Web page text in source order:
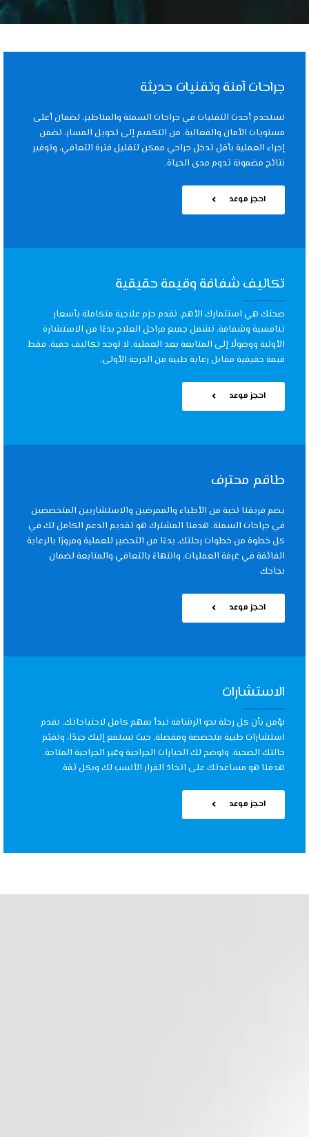
جراحات آمنة وتقنيات حديثة
نستخدم أحدث التقنيات في جراحات السمنة والمناظير، لضمان أعلى
مستويات الأمان والفعالية. من التكميم إلى تحويل المسار، نضمن
إجراء العملية بأقل تدخل جراحي ممكن لتقليل فترة التعافي، وتوفير
نتائج مضمونة تدوم مدى الحياة.
احجز موعد
تكاليف شفافة وقيمة حقيقية
صحتك هي استثمارك الأهم. نقدم حزم علاجية متكاملة بأسعار
تنافسية وشفافة، تشمل جميع مراحل العلاج بدءًا من الاستشارة
الأولية ووصولًا إلى المتابعة بعد العملية. لا توجد تكاليف خفية، فقط
قيمة حقيقية مقابل رعاية طبية من الدرجة الأولى.
احجز موعد
طاقم محترف
يضم فريقنا نخبة من الأطباء والممرضين والاستشاريين المتخصصين
في جراحات السمنة. هدفنا المشترك هو تقديم الدعم الكامل لك في
كل خطوة من خطوات رحلتك، بدءًا من التحضير للعملية ومرورًا بالرعاية
الفائقة في غرفة العمليات، وانتهاءً بالتعافي والمتابعة لضمان
نجاحك
احجز موعد
الاستشارات
نؤمن بأن كل رحلة نحو الرشاقة تبدأ بفهم كامل لاحتياجاتك. نقدم
استشارات طبية متخصصة ومفصلة، حيث نستمع إليك جيدًا، ونقيّم
حالتك الصحية، ونوضح لك الخيارات الجراحية وغير الجراحية المتاحة.
هدفنا هو مساعدتك على اتخاذ القرار الأنسب لك وبكل ثقة.
احجز موعد